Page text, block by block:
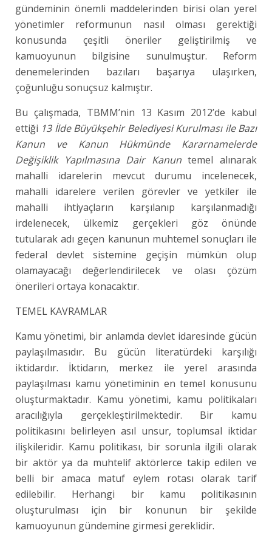
gündeminin önemli maddelerinden birisi olan yerel
yönetimler reformunun nasıl olması gerektiği
konusunda çeşitli öneriler geliştirilmiş ve
kamuoyunun bilgisine sunulmuştur. Reform
denemelerinden bazıları başarıya ulaşırken,
çoğunluğu sonuçsuz kalmıştır.
Bu çalışmada, TBMM’nin 13 Kasım 2012’de kabul
ettiği 13 İlde Büyükşehir Belediyesi Kurulması ile Bazı
Kanun ve Kanun Hükmünde Kararnamelerde
Değişiklik Yapılmasına Dair Kanuntemel alınarak
mahalli idarelerin mevcut durumu incelenecek,
mahalli idarelere verilen görevler ve yetkiler ile
mahalli ihtiyaçların karşılanıp karşılanmadığı
irdelenecek, ülkemiz gerçekleri göz önünde
tutularak adı geçen kanunun muhtemel sonuçları ile
federal devlet sistemine geçişin mümkün olup
olamayacağı değerlendirilecek ve olası çözüm
önerileri ortaya konacaktır.
TEMEL KAVRAMLAR
Kamu yönetimi, bir anlamda devlet idaresinde gücün
paylaşılmasıdır. Bu gücün literatürdeki karşılığı
iktidardır. İktidarın, merkez ile yerel arasında
paylaşılması kamu yönetiminin en temel konusunu
oluşturmaktadır. Kamu yönetimi, kamu politikaları
aracılığıyla gerçekleştirilmektedir. Bir kamu
politikasını belirleyen asıl unsur, toplumsal iktidar
ilişkileridir. Kamu politikası, bir sorunla ilgili olarak
bir aktör ya da muhtelif aktörlerce takip edilen ve
belli bir amaca matuf eylem rotası olarak tarif
edilebilir. Herhangi bir kamu politikasının
oluşturulması için bir konunun bir şekilde
kamuoyunun gündemine girmesi gereklidir.